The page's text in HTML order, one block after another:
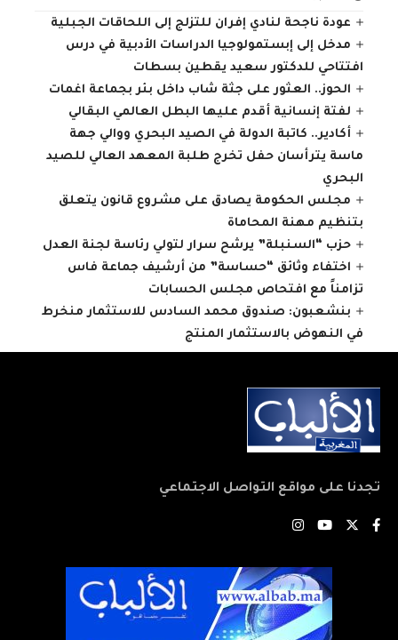
عودة ناجحة لنادي إفران للتزلج إلى اللحاقات الجبلية
مدخل إلى إبستمولوجيا الدراسات الأدبية في درس
افتتاحي للدكتور سعيد يقطين بسطات
الحوز.. العثور على جثة شاب داخل بئر بجماعة اغمات
لفتة إنسانية أقدم عليها البطل العالمي البقالي
أكادير.. كاتبة الدولة في الصيد البحري ووالي جهة
ماسة يترأسان حفل تخرج طلبة المعهد العالي للصيد
البحري
مجلس الحكومة يصادق على مشروع قانون يتعلق
بتنظيم مهنة المحاماة
حزب “السنبلة” يرشح سرار لتولي رئاسة لجنة العدل
اختفاء وثائق “حساسة” من أرشيف جماعة فاس
تزامناً مع افتحاص مجلس الحسابات
بنشعبون: صندوق محمد السادس للاستثمار منخرط
في النهوض بالاستثمار المنتج
تجدنا على مواقع التواصل الاجتماعي